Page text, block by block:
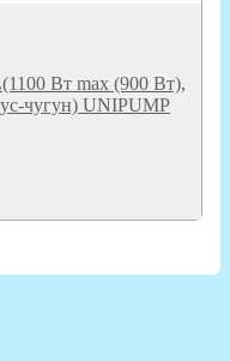
Вт max (900 Вт),
чугун) UNIPUMP